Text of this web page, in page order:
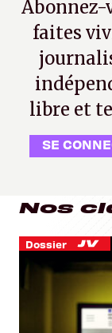
Abonnez-
faites
libre et
SE
Nos
Dossier